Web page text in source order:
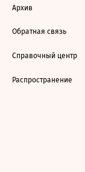
Архив
Обратная связь
Справочный центр
Распространение